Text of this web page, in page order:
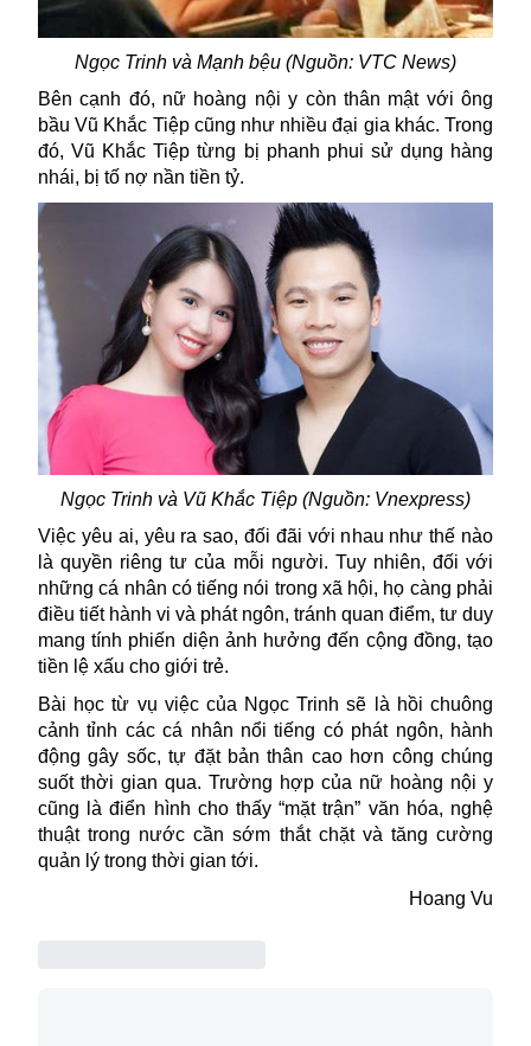
Ngọc Trinh và Mạnh bệu (Nguồn: VTC News)
Bên cạnh đó, nữ hoàng nội y còn thân mật với ông
bầu Vũ Khắc Tiệp cũng như nhiều đại gia khác. Trong
đó, Vũ Khắc Tiệp từng bị phanh phui sử dụng hàng
nhái, bị tố nợ nần tiền tỷ.
Ngọc Trinh và Vũ Khắc Tiệp (Nguồn: Vnexpress)
Việc yêu ai, yêu ra sao, đối đãi với nhau như thế nào
là quyền riêng tư của mỗi người. Tuy nhiên, đối với
những cá nhân có tiếng nói trong xã hội, họ càng phải
điều tiết hành vi và phát ngôn, tránh quan điểm, tư duy
mang tính phiến diện ảnh hưởng đến cộng đồng, tạo
tiền lệ xấu cho giới trẻ.
Bài học từ vụ việc của Ngọc Trinh sẽ là hồi chuông
cảnh tỉnh các cá nhân nổi tiếng có phát ngôn, hành
động gây sốc, tự đặt bản thân cao hơn công chúng
suốt thời gian qua. Trường hợp của nữ hoàng nội y
cũng là điển hình cho thấy “mặt trận” văn hóa, nghệ
thuật trong nước cần sớm thắt chặt và tăng cường
quản lý trong thời gian tới.
Hoang Vu